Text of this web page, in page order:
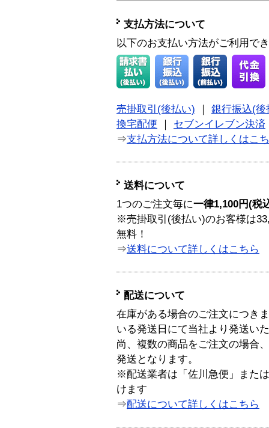
支払方法について
以下のお支払い方法がご利用で
売掛取引(後払い)
銀行振込(後
換宅配便
セブンイレブン決済
⇒支払方法について詳しくはこ
送料について
1つのご注文毎に一律1,100円(税
※売掛取引(後払い)のお客様は
無料！
⇒送料について詳しくはこちら
配送について
在庫がある場合のご注文につき
いる発送日にて当社より発送い
尚、複数の商品をご注文の場合
発送となります。
※配送業者は「佐川急便」また
けます
⇒配送について詳しくはこちら